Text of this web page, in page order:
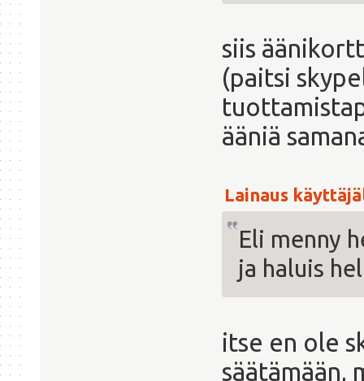
siis
(paitsi
ääniä
Lainaus
Eli menny
ja haluis
itse en ole
säätämään,